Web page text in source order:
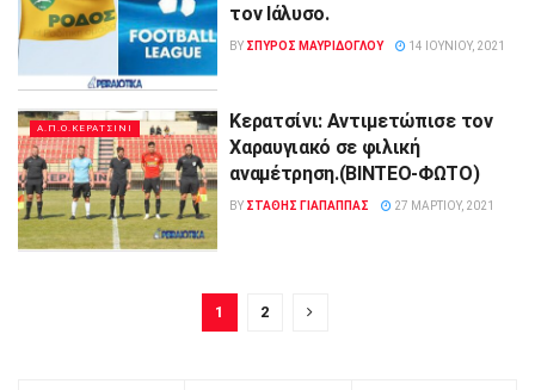
τον Ιάλυσο.
BY ΣΠΥΡΟΣ ΜΑΥΡΙΔΟΓΛΟΥ 14 ΙΟΥΝΊΟΥ, 2021
Α.Π.Ο.ΚΕΡΑΤΣΙΝΙ
Κερατσίνι: Αντιμετώπισε τον
Χαραυγιακό σε φιλική
αναμέτρηση.(ΒΙΝΤΕΟ-ΦΩΤΟ)
BY ΣΤΑΘΗΣ ΓΊΑΠΑΠΠΑΣ 27 ΜΑΡΤΊΟΥ, 2021
1 2